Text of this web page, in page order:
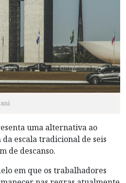
uma alternativa ao
escala tradicional de seis
de descanso.
em que os trabalhadores